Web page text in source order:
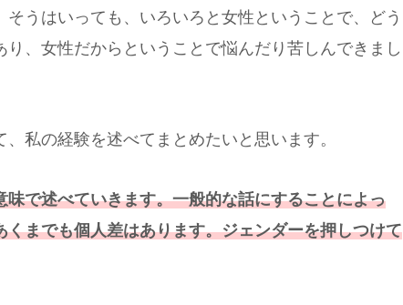
うはいっても、いろいろと女性ということで、どう
り、女性だからということで悩んだり苦しんできまし
私の経験を述べてまとめたいと思います。
で述べていきます。一般的な話にすることによっ
までも個人差はあります。ジェンダーを押しつけて